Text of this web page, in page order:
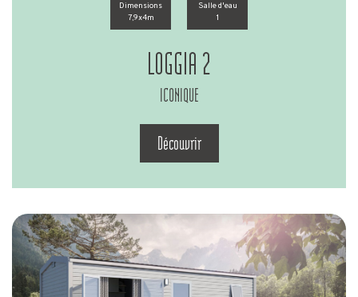
Dimensions
7,9x4m
Salle d'eau
1
LOGGIA 2
ICONIQUE
Découvrir